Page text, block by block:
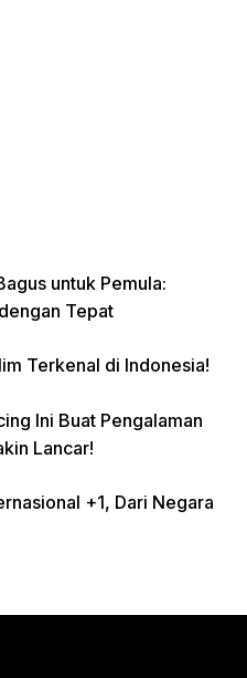
untuk Pemula:
Tepat
Terkenal di Indonesia!
Ini Buat Pengalaman
Lancar!
+1, Dari Negara